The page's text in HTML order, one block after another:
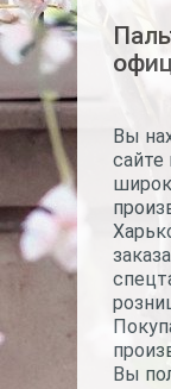
Вы
сайте
Вы